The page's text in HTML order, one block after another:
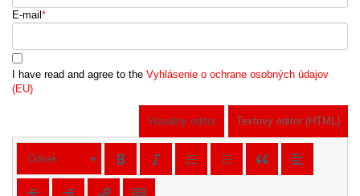
E-mail *
I have read and agree to the Vyhlásenie o ochrane osobných údajov
(EU)
Vizuálny editor Textový editor (HTML)
Odsek